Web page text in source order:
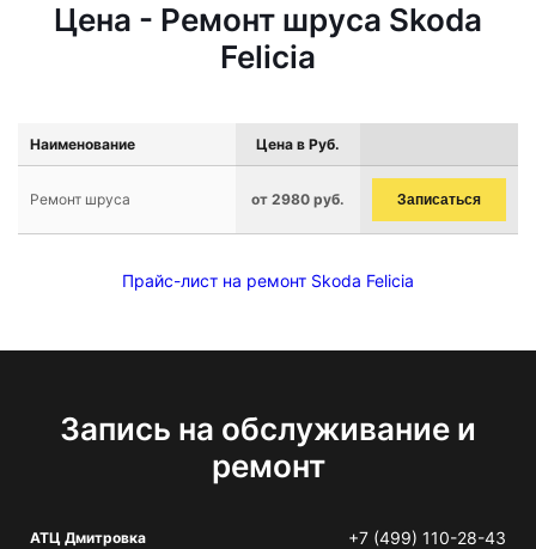
Цена - Ремонт шруса Skoda
Felicia
Наименование Цена в Руб.
Ремонт шруса от 2980 руб. Записаться
Прайс-лист на ремонт Skoda Felicia
Запись на обслуживание и
ремонт
АТЦ Дмитровка +7 (499) 110-28-43